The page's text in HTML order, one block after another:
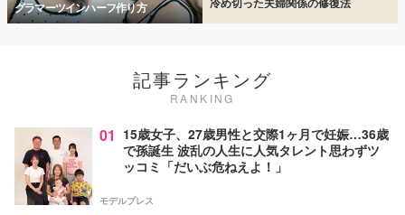
グラマーツインハーフ作り方
記事ランキング
RANKING
01 15歳女子、27歳男性と交際1ヶ月で妊娠…36歳
で孫誕生 波乱の人生に人気タレント思わずツ
ッコミ「だいぶ危ねえよ！」
モデルプレス